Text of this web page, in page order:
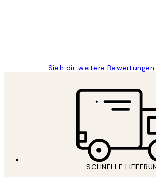
Sieh dir weitere
SCHNELLE